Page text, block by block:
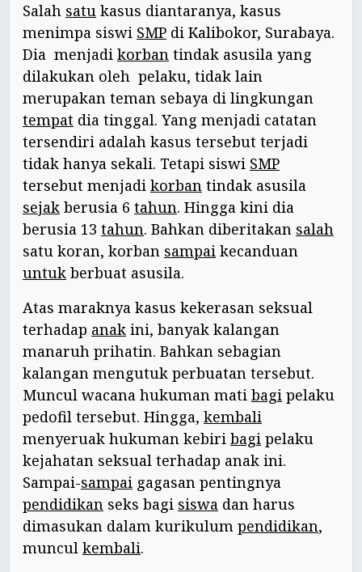
Salah satu kasus diantaranya, kasus
menimpa siswi SMP di Kalibokor, Surabaya.
Dia menjadi korban tindak asusila yang
dilakukan oleh pelaku, tidak lain
merupakan teman sebaya di lingkungan
tempat dia tinggal. Yang menjadi catatan
tersendiri adalah kasus tersebut terjadi
tidak hanya sekali. Tetapi siswi SMP
tersebut menjadi korban tindak asusila
sejak berusia 6 tahun. Hingga kini dia
berusia 13 tahun. Bahkan diberitakan salah
satu koran, korban sampai kecanduan
untuk berbuat asusila.
Atas maraknya kasus kekerasan seksual
terhadap anak ini, banyak kalangan
manaruh prihatin. Bahkan sebagian
kalangan mengutuk perbuatan tersebut.
Muncul wacana hukuman mati bagi pelaku
pedofil tersebut. Hingga, kembali
menyeruak hukuman kebiri bagi pelaku
kejahatan seksual terhadap anak ini.
Sampai-sampai gagasan pentingnya
pendidikan seks bagi siswa dan harus
dimasukan dalam kurikulum pendidikan,
muncul kembali.